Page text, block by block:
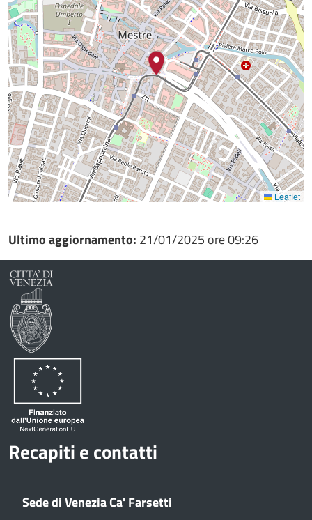
Leaflet
Ultimo aggiornamento: 21/01/2025 ore 09:26
Recapiti e contatti
Sede di Venezia Ca' Farsetti